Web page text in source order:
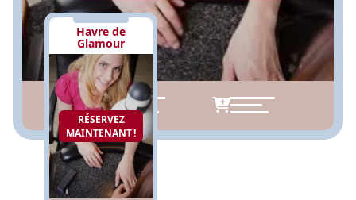
Havre de
Glamour
RÉSERVEZ
MAINTENANT !